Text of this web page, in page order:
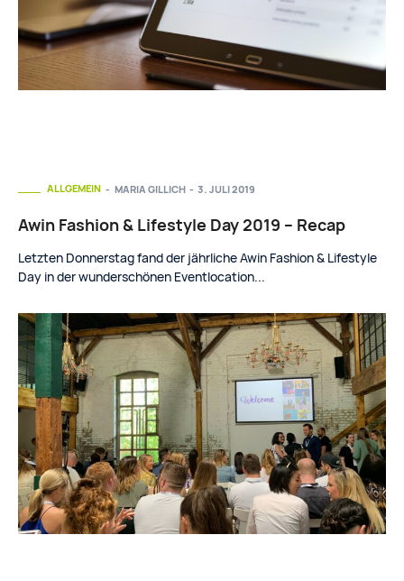
ALLGEMEIN
Awin Fashion & Lifestyle Day 2019 – Recap
MARIA GILLICH - 3. JULI 2019
Letzten Donnerstag fand der jährliche Awin Fashion & Lifestyle
Day in der wunderschönen Eventlocation...